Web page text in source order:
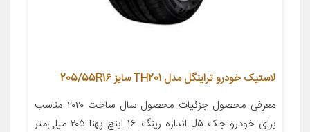
لاستیک خودرو تراینگل مدل TH201 سایز 205/55R16
معرفی محصول جزئیات محصول سال ساخت ۲۰۲۰ مناسب
برای خودرو جک J۵ اندازه رینگ ۱۶ اینچ پهنا ۲۰۵ میلی‌متر